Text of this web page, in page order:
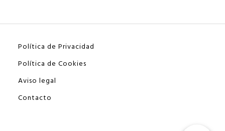
Política de Privacidad
Política de Cookies
Aviso legal
Contacto